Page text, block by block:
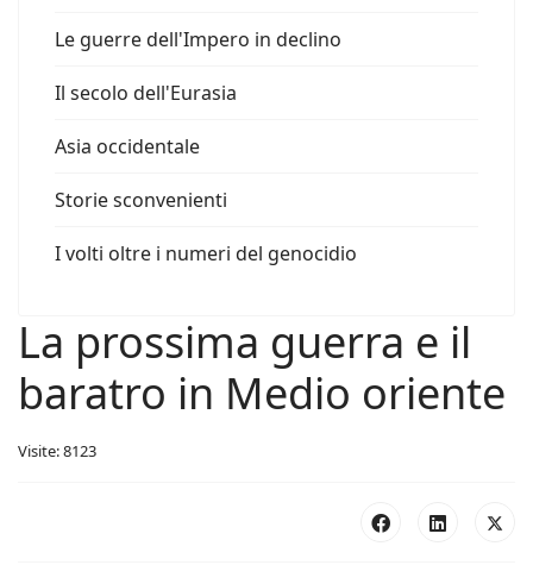
Le guerre dell'Impero in declino
Il secolo dell'Eurasia
Asia occidentale
Storie sconvenienti
I volti oltre i numeri del genocidio
La prossima guerra e il
baratro in Medio oriente
Visite: 8123